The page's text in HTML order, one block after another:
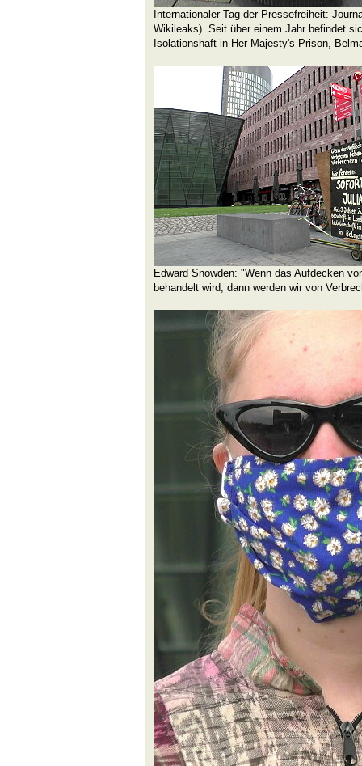
Internationaler Tag der Pressefreiheit:
Wikileaks). Seit über einem Jahr befindet
Isolationshaft in Her Majesty's Prison,
Edward Snowden: "Wenn das Aufdecken
behandelt wird, dann werden wir von